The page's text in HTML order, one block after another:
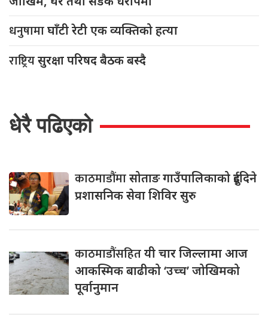
धनुषामाघाँटी रेटी एक व्यक्तिको हत्या
राष्ट्रियसुरक्षा परिषद बैठक बस्दै
धेरै पढिएको
काठमाडौंमासोताङ गाउँपालिकाको दुईदिने
प्रशासनिक सेवा शिविर सुरु
काठमाडौंसहितयी चार जिल्लामा आज
आकस्मिक बाढीको ‘उच्च’ जोखिमको
पूर्वानुमान